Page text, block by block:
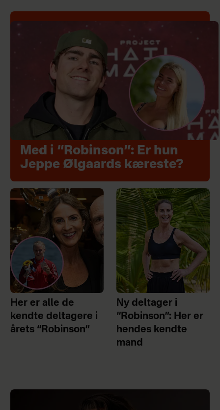
Med i “Robinson”: Er hun
Jeppe Ølgaards kæreste?
Her er alle de
kendte deltagere i
årets “Robinson”
Ny deltager i
“Robinson”: Her er
hendes kendte
mand